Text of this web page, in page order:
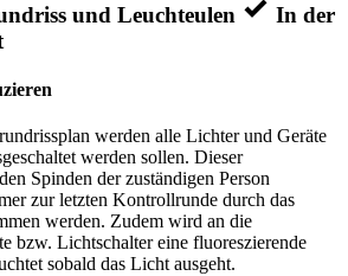
und Leuchteulen
In der
werden alle Lichter und Geräte
werden sollen. Dieser
Spinden der zuständigen Person
zur letzten Kontrollrunde durch das
werden. Zudem wird an die
bzw. Lichtschalter eine fluoreszierende
sobald das Licht ausgeht.